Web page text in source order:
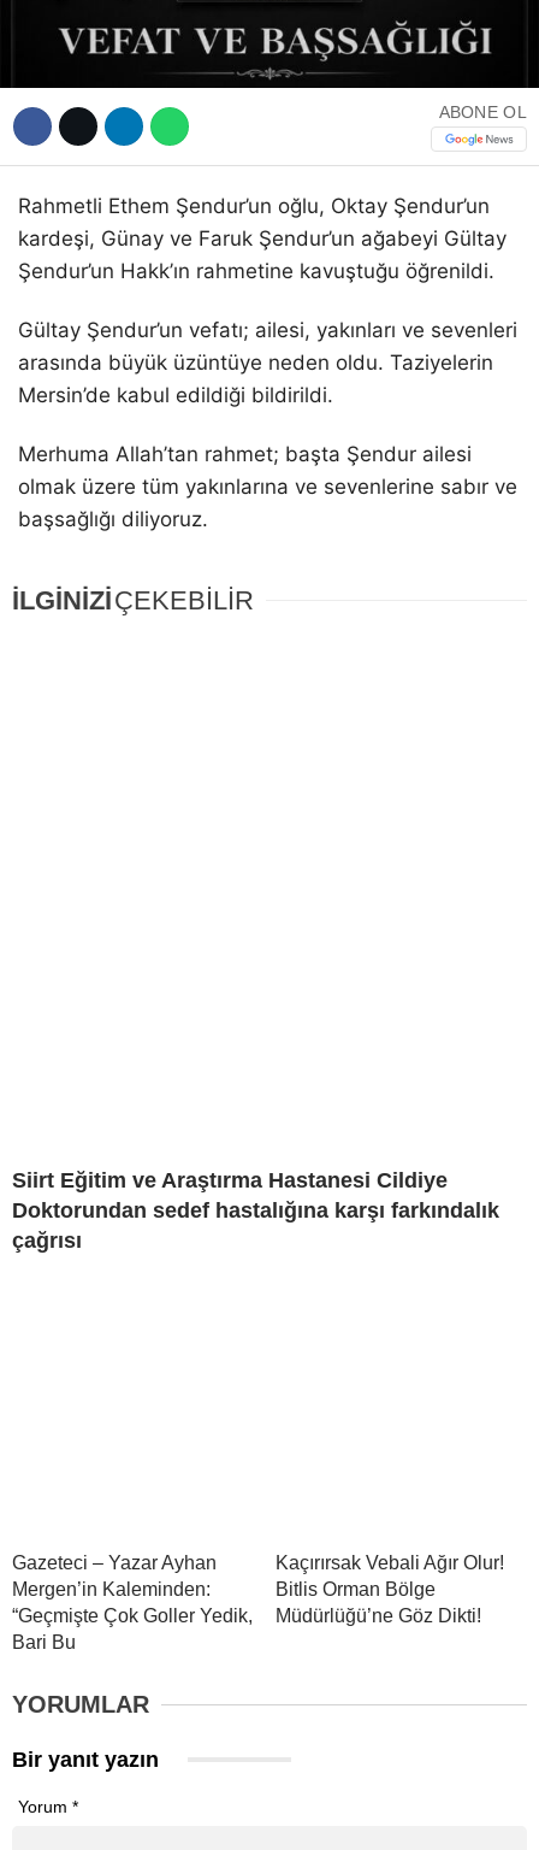
WhatsApp İhbar Hattı
Facebook
Instagram
ABONE OL
Rahmetli Ethem Şendur’un oğlu, Oktay Şendur’un
kardeşi, Günay ve Faruk Şendur’un ağabeyi Gültay
Şendur’un Hakk’ın rahmetine kavuştuğu öğrenildi.
Gültay Şendur’un vefatı; ailesi, yakınları ve sevenleri
arasında büyük üzüntüye neden oldu. Taziyelerin
Mersin’de kabul edildiği bildirildi.
Merhuma Allah’tan rahmet; başta Şendur ailesi
olmak üzere tüm yakınlarına ve sevenlerine sabır ve
başsağlığı diliyoruz.
İLGİNİZİÇEKEBİLİR
Siirt Eğitim ve Araştırma Hastanesi Cildiye
Doktorundan sedef hastalığına karşı farkındalık
çağrısı
Gazeteci – Yazar Ayhan
Mergen’in Kaleminden:
“Geçmişte Çok Goller Yedik,
Bari Bu
Kaçırırsak Vebali Ağır Olur!
Bitlis Orman Bölge
Müdürlüğü’ne Göz Dikti!
YORUMLAR
Bir yanıt yazın
Yorum *